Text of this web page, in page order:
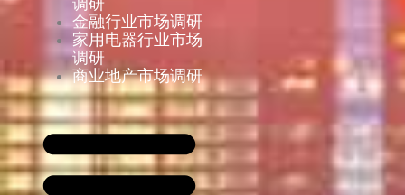
金融行业市场调研
家用电器行业市场
调研
商业地产市场调研